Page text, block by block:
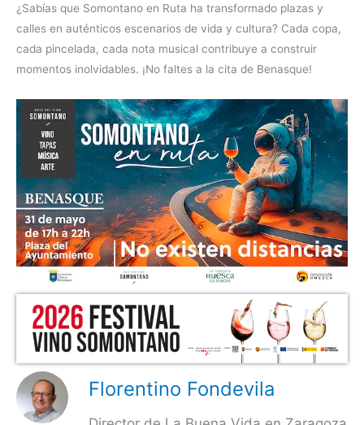
¿Sabías que Somontano en Ruta ha transformado plazas y
calles en auténticos escenarios de vida y cultura? Cada copa,
cada pincelada, cada nota musical contribuye a construir
momentos inolvidables. ¡No faltes a la cita de Benasque!
Florentino Fondevila